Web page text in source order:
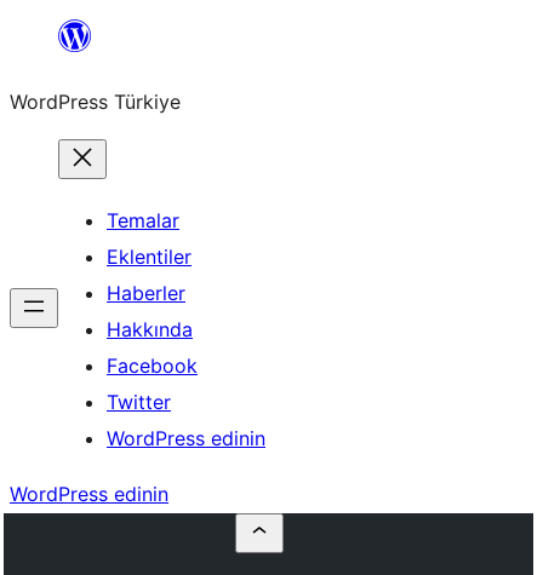
İçeriğe
WordPress Türkiye
Temalar
Eklentiler
Haberler
Hakkında
Facebook
Twitter
WordPress edinin
WordPress edinin